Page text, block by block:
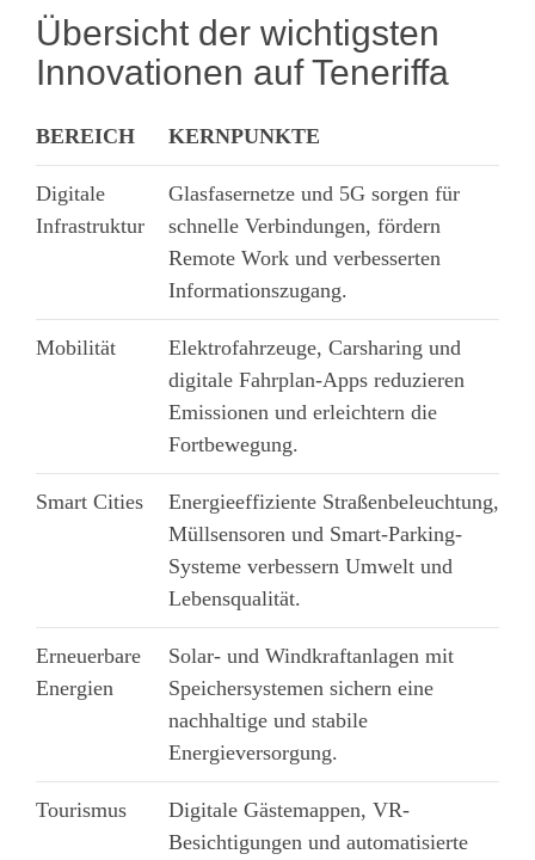
Übersicht der wichtigsten
Innovationen auf Teneriffa
BEREICH KERNPUNKTE
Digitale
Infrastruktur
Glasfasernetze und 5G sorgen für
schnelle Verbindungen, fördern
Remote Work und verbesserten
Informationszugang.
Mobilität
Elektrofahrzeuge, Carsharing und
digitale Fahrplan-Apps reduzieren
Emissionen und erleichtern die
Fortbewegung.
Smart Cities
Energieeffiziente Straßenbeleuchtung,
Müllsensoren und Smart-Parking-
Systeme verbessern Umwelt und
Lebensqualität.
Erneuerbare
Energien
Solar- und Windkraftanlagen mit
Speichersystemen sichern eine
nachhaltige und stabile
Energieversorgung.
Tourismus
Digitale Gästemappen, VR-
Besichtigungen und automatisierte